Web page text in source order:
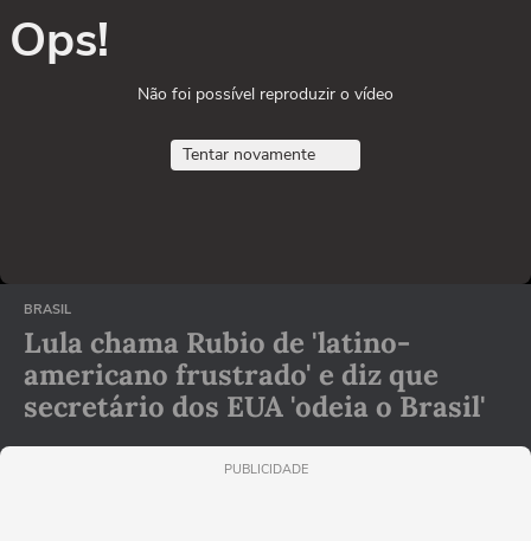
Ops!
Não foi possível reproduzir o vídeo
Tentar novamente
BRASIL
Lula chama Rubio de 'latino-
americano frustrado' e diz que
secretário dos EUA 'odeia o Brasil'
PUBLICIDADE